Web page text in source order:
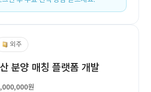
외주
분양 매칭 플랫폼 개발
원